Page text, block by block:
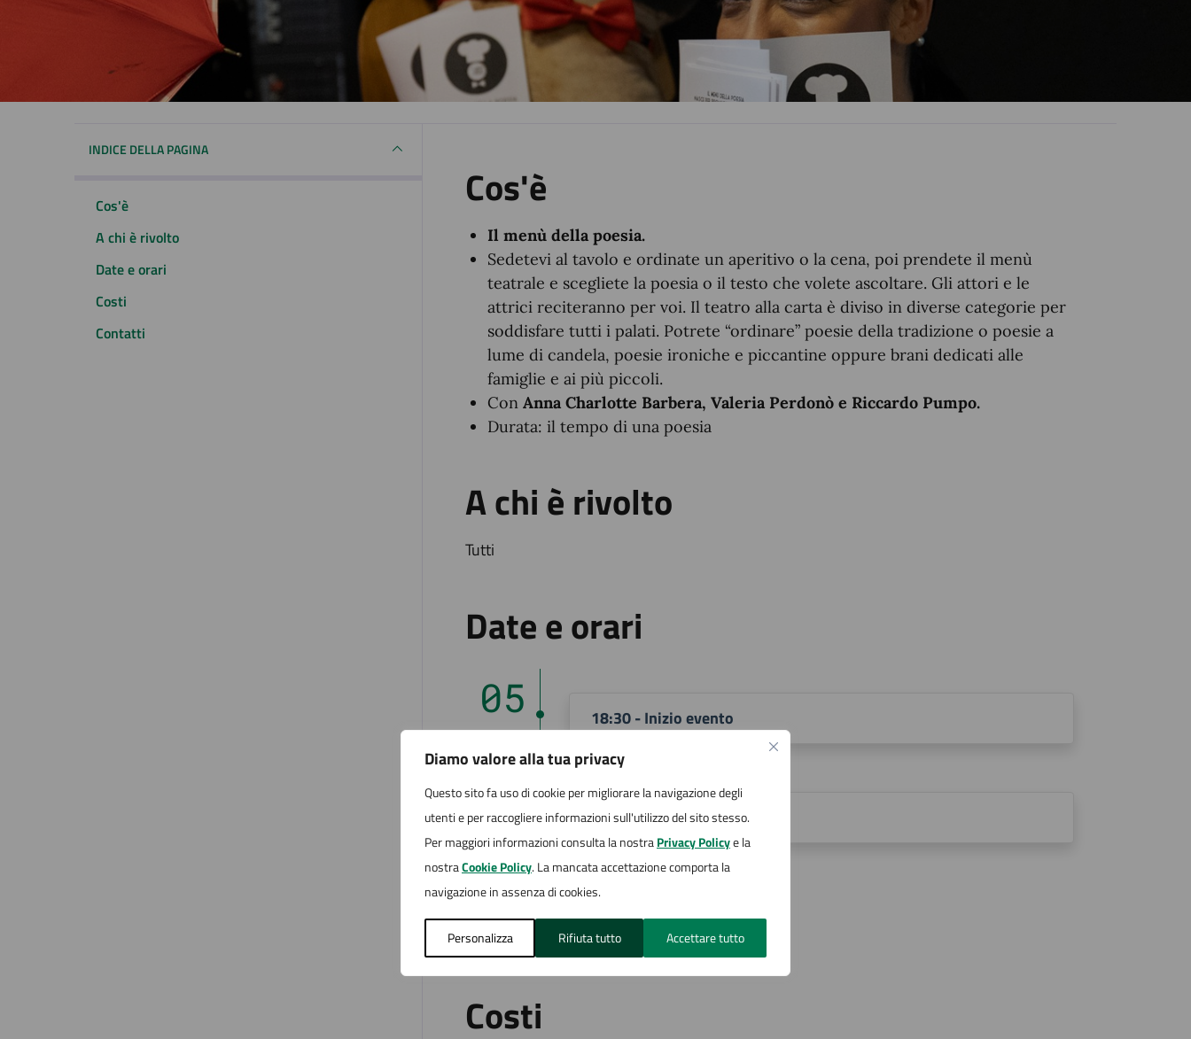
Diamo valore alla tua privacy
Questo sito fa uso di cookie per migliorare la navigazione degli
utenti e per raccogliere informazioni sull'utilizzo del sito stesso.
Per maggiori informazioni consulta la nostraPrivacy Policye la
nostraCookie Policy. La mancata accettazione comporta la
navigazione in assenza di cookies.
Personalizza Rifiuta tutto Accettare tutto
INDICE DELLA PAGINA
Cos'è
A chi è rivolto
Date e orari
Costi
Contatti
Cos'è
Il menù della poesia.
Sedetevi al tavolo e ordinate un aperitivo o la cena, poi prendete il menù
teatrale e scegliete la poesia o il testo che volete ascoltare. Gli attori e le
attrici reciteranno per voi. Il teatro alla carta è diviso in diverse categorie per
soddisfare tutti i palati. Potrete “ordinare” poesie della tradizione o poesie a
lume di candela, poesie ironiche e piccantine oppure brani dedicati alle
famiglie e ai più piccoli.
Con Anna Charlotte Barbera, Valeria Perdonò e Riccardo Pumpo.
Durata: il tempo di una poesia
A chi è rivolto
Tutti
Date e orari
05
SET
18:30 - Inizio evento
05
SET
22:30 - Fine evento
Aggiungi al calendario
Costi